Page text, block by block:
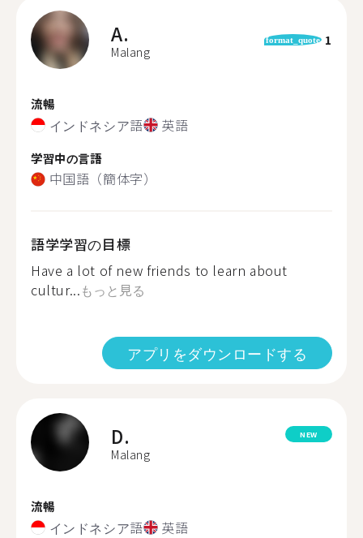
A.
Malang
format_quote 1
流暢
インドネシア語 英語
学習中の言語
中国語（簡体字）
語学学習の目標
Have a lot of new friends to learn about
cultur...もっと見る
アプリをダウンロードする
D.
Malang
NEW
流暢
インドネシア語 英語